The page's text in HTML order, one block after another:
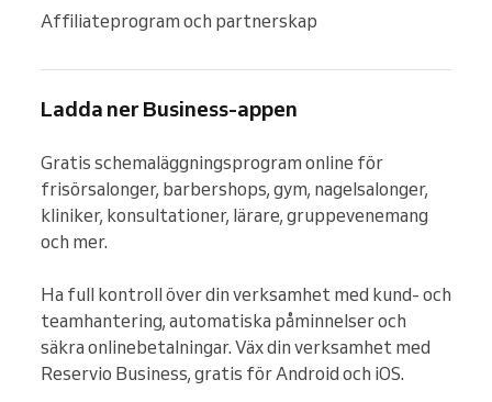
Affiliateprogram och partnerskap
Ladda ner Business-appen
Gratis schemaläggningsprogram online för
frisörsalonger, barbershops, gym, nagelsalonger,
kliniker, konsultationer, lärare, gruppevenemang
och mer.
Ha full kontroll över din verksamhet med kund- och
teamhantering, automatiska påminnelser och
säkra onlinebetalningar. Väx din verksamhet med
Reservio Business, gratis för Android och iOS.